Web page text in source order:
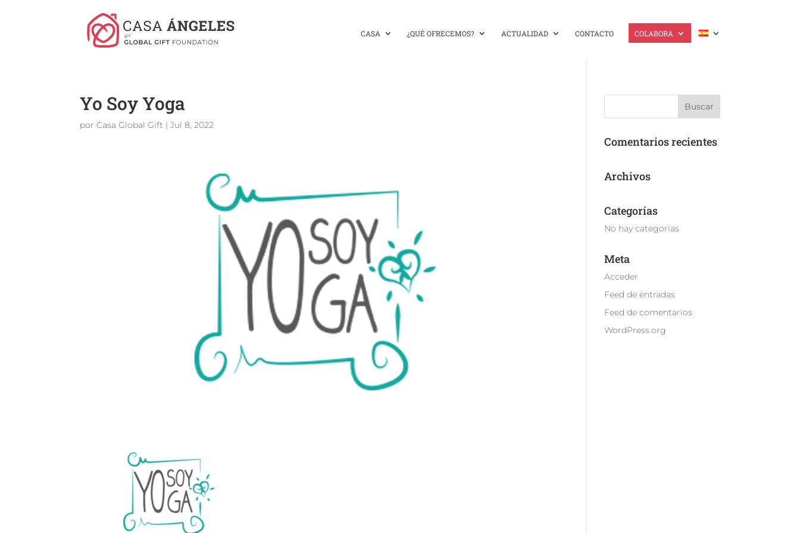
CASA ¿QUÉ OFRECEMOS? ACTUALIDAD CONTACTO COLABORA
Yo Soy Yoga
porCasa Global Gift |Jul 8, 2022
Comentarios recientes
Archivos
Categorías
No hay categorías
Meta
Acceder
Feed de entradas
Feed de comentarios
WordPress.org